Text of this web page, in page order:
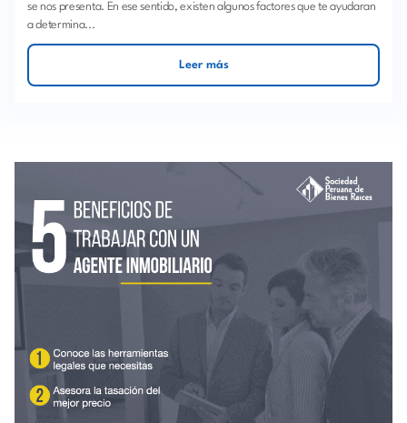
se nos presenta. En ese sentido, existen algunos factores que te ayudaran
a determina...
Leer más